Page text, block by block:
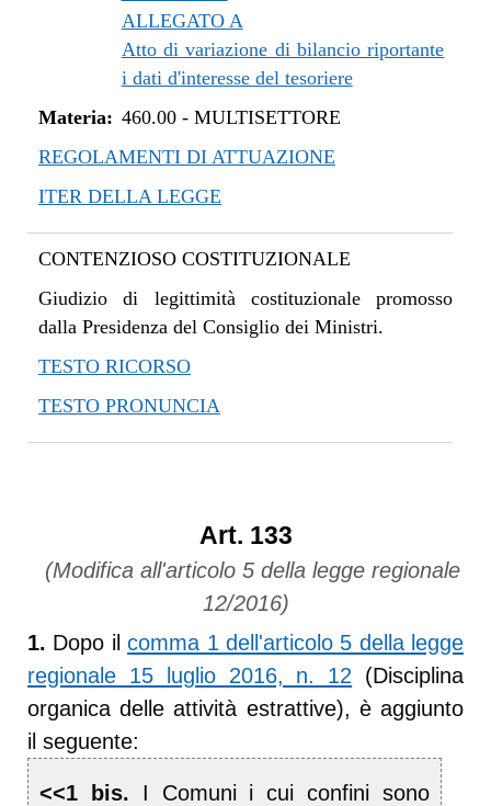
ALLEGATO A
Atto di variazione di bilancio riportante
i dati d'interesse del tesoriere
Materia: 460.00- MULTISETTORE
REGOLAMENTI DI ATTUAZIONE
ITER DELLA LEGGE
CONTENZIOSO COSTITUZIONALE
Giudizio di legittimità costituzionale promosso
dalla Presidenza del Consiglio dei Ministri.
TESTO RICORSO
TESTO PRONUNCIA
Art. 133
(Modifica all'articolo 5 della legge regionale
12/2016)
1. Dopo ilcomma 1 dell'articolo 5 della legge
regionale 15 luglio 2016, n. 12 (Disciplina
organica delle attività estrattive), è aggiunto
il seguente:
<<1 bis. I Comuni i cui confini sono